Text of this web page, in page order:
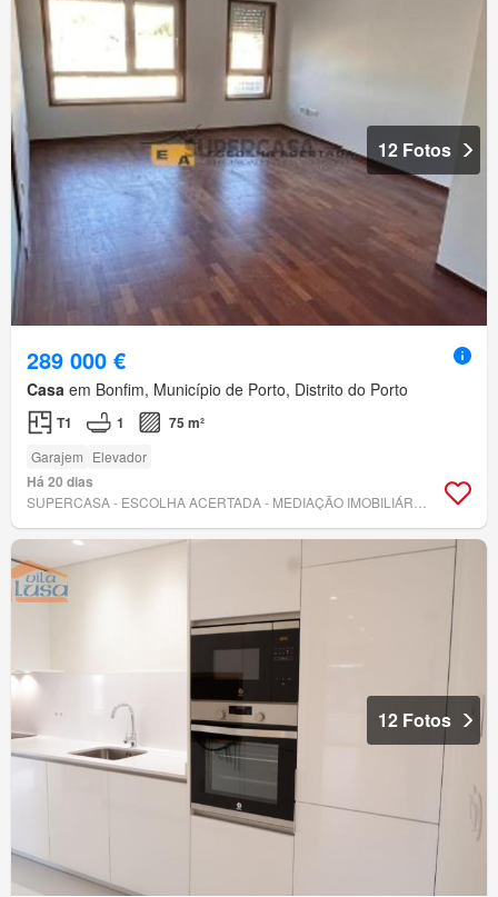
12 Fotos
289 000 €
Casa em Bonfim, Município de Porto, Distrito do Porto
T1 1 75 m²
Garajem Elevador
Há 20 dias
12 Fotos